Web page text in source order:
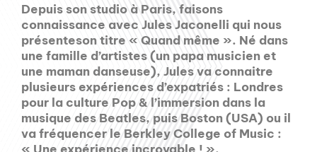
Depuis son studio à Paris, faisons
connaissance avec Jules Jaconelli qui nous
présenteson titre « Quand même ». Né dans
une famille d’artistes (un papa musicien et
une maman danseuse), Jules va connaitre
plusieurs expériences d’expatriés : Londres
pour la culture Pop & l’immersion dans la
musique des Beatles, puis Boston (USA) ou il
va fréquencer le Berkley College of Music :
« Une expérience incroyable ! ».